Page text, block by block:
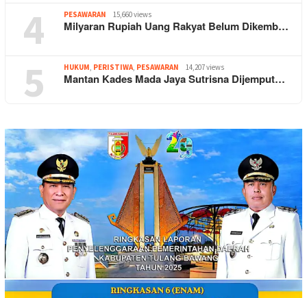
4 PESAWARAN 15,660 views
Milyaran Rupiah Uang Rakyat Belum Dikemb…
5 HUKUM, PERISTIWA, PESAWARAN 14,207 views
Mantan Kades Mada Jaya Sutrisna Dijemput…